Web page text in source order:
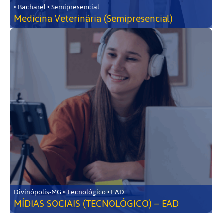
• Bacharel • Semipresencial
Medicina Veterinária (Semipresencial)
Divinópolis-MG • Tecnológico • EAD
MÍDIAS SOCIAIS (TECNOLÓGICO) – EAD